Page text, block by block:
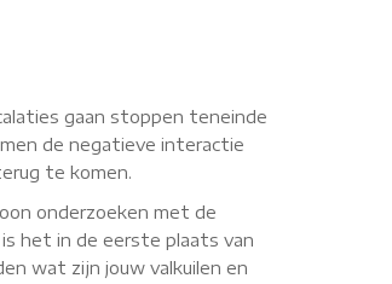
gaan stoppen teneinde
de negatieve interactie
te komen.
onderzoeken met de
het in de eerste plaats van
wat zijn jouw valkuilen en